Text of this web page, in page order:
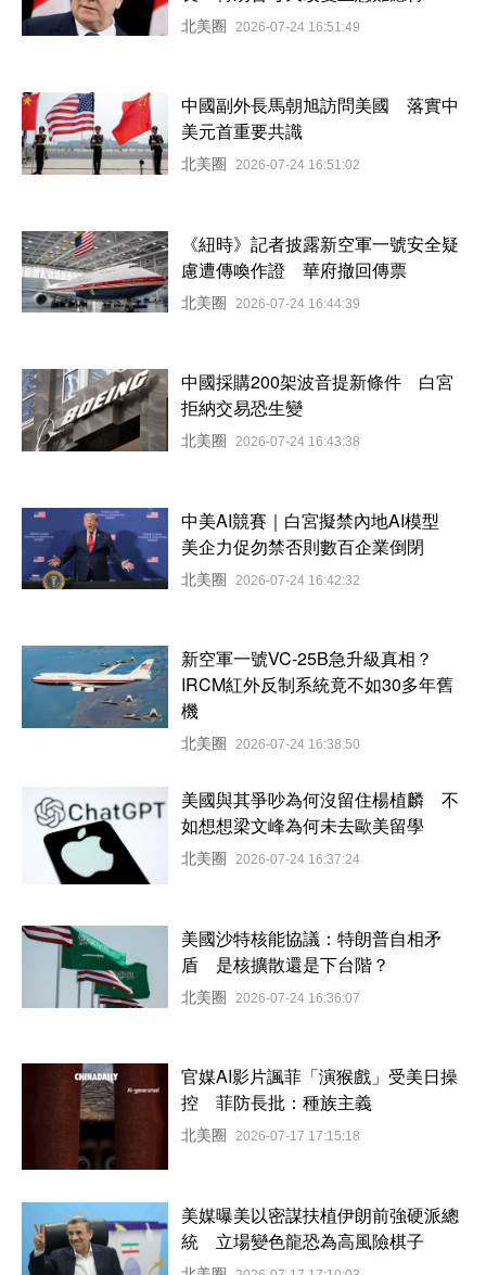
北美圈 2026-07-24 16:51:49
中國副外長馬朝旭訪問美國 落實中
美元首重要共識
北美圈 2026-07-24 16:51:02
《紐時》記者披露新空軍一號安全疑
慮遭傳喚作證 華府撤回傳票
北美圈 2026-07-24 16:44:39
中國採購200架波音提新條件 白宮
拒納交易恐生變
北美圈 2026-07-24 16:43:38
中美AI競賽｜白宮擬禁內地AI模型
美企力促勿禁否則數百企業倒閉
北美圈 2026-07-24 16:42:32
新空軍一號VC-25B急升級真相？
IRCM紅外反制系統竟不如30多年舊
機
北美圈 2026-07-24 16:38:50
美國與其爭吵為何沒留住楊植麟 不
如想想梁文峰為何未去歐美留學
北美圈 2026-07-24 16:37:24
美國沙特核能協議：特朗普自相矛
盾 是核擴散還是下台階？
北美圈 2026-07-24 16:36:07
官媒AI影片諷菲「演猴戲」受美日操
控 菲防長批：種族主義
北美圈 2026-07-17 17:15:18
美媒曝美以密謀扶植伊朗前強硬派總
統 立場變色龍恐為高風險棋子